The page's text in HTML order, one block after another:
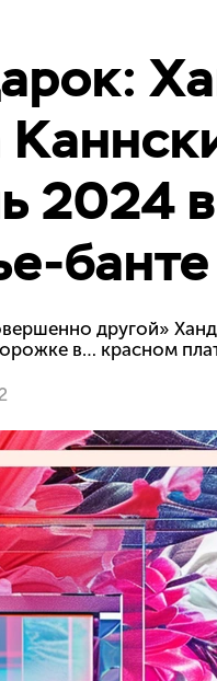
2024 в
банте
другой»
в… красном